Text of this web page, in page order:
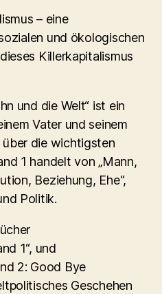
– eine
und ökologischen
Killerkapitalismus
und die Welt“ ist ein
Vater und seinem
die wichtigsten
1 handelt von „Mann,
Beziehung, Ehe“,
Politik.
1“, und
2: Good Bye
Geschehen